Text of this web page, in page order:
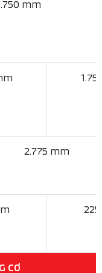
chở hàng dung
lên tới 1.632
xe có khả năng